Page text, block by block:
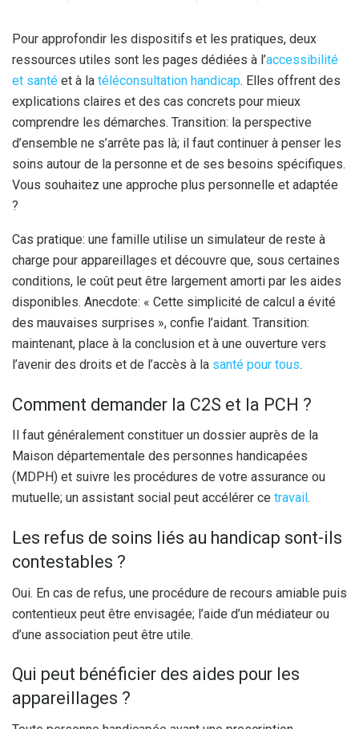
Pour approfondir les dispositifs et les pratiques, deux
ressources utiles sont les pages dédiées à l’accessibilité
et santé et à la téléconsultation handicap. Elles offrent des
explications claires et des cas concrets pour mieux
comprendre les démarches. Transition: la perspective
d’ensemble ne s’arrête pas là; il faut continuer à penser les
soins autour de la personne et de ses besoins spécifiques.
Vous souhaitez une approche plus personnelle et adaptée
?
Cas pratique: une famille utilise un simulateur de reste à
charge pour appareillages et découvre que, sous certaines
conditions, le coût peut être largement amorti par les aides
disponibles. Anecdote: « Cette simplicité de calcul a évité
des mauvaises surprises », confie l’aidant. Transition:
maintenant, place à la conclusion et à une ouverture vers
l’avenir des droits et de l’accès à la santé pour tous.
Comment demander la C2S et la PCH ?
Il faut généralement constituer un dossier auprès de la
Maison départementale des personnes handicapées
(MDPH) et suivre les procédures de votre assurance ou
mutuelle; un assistant social peut accélérer ce travail .
Les refus de soins liés au handicap sont-ils
contestables ?
Oui. En cas de refus, une procédure de recours amiable puis
contentieux peut être envisagée; l’aide d’un médiateur ou
d’une association peut être utile.
Qui peut bénéficier des aides pour les
appareillages ?